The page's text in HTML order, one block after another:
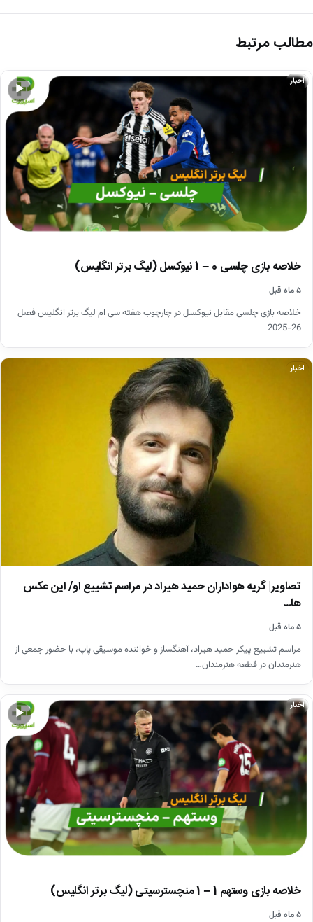
مطالب مرتبط
▶
اخبار
خلاصه بازی چلسی 0 – 1 نیوکسل (لیگ برتر انگلیس)
۵ ماه قبل
خلاصه بازی چلسی مقابل نیوکسل در چارچوب هفته سی ام لیگ برتر انگلیس فصل
26-2025
اخبار
تصاویر| گریه هواداران حمید هیراد در مراسم تشییع او/ این عکس
ها…
۵ ماه قبل
مراسم تشییع پیکر حمید هیراد، آهنگساز و خواننده موسیقی پاپ، با حضور جمعی از
هنرمندان در قطعه هنرمندان…
▶
اخبار
خلاصه بازی وستهم 1 – 1 منچسترسیتی (لیگ برتر انگلیس)
۵ ماه قبل